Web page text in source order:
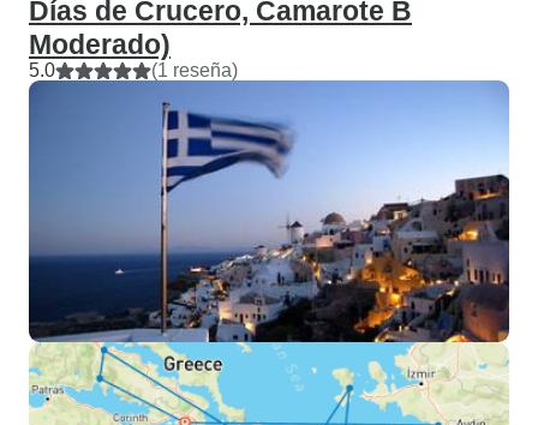
Días de Crucero, Camarote B
Moderado)
5.0 (1 reseña)